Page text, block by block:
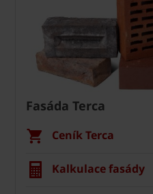
Fasáda Terca
Ceník Terca
Kalkulace fasády